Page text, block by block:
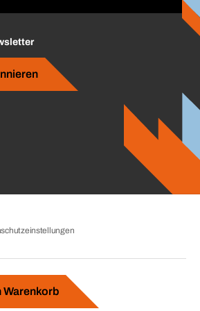
Warenkorb
GmbH & Co. KG. Alle
nur an Unternehmer, Gewerbetreibende,
Institutionen.